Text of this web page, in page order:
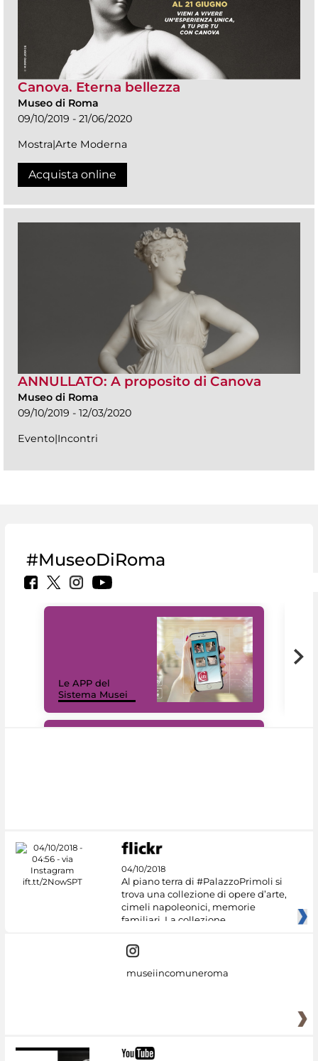
Canova. Eterna bellezza
Museo di Roma
09/10/2019 - 21/06/2020
Mostra|Arte Moderna
Acquista online
ANNULLATO: A proposito di Canova
Museo di Roma
09/10/2019 - 12/03/2020
Evento|Incontri
#MuseoDiRoma
Le APP del
Sistema Musei
04/10/2018
Al piano terra di #PalazzoPrimoli si
trova una collezione di opere d’arte,
cimeli napoleonici, memorie
familiari. La collezione
museiincomuneroma